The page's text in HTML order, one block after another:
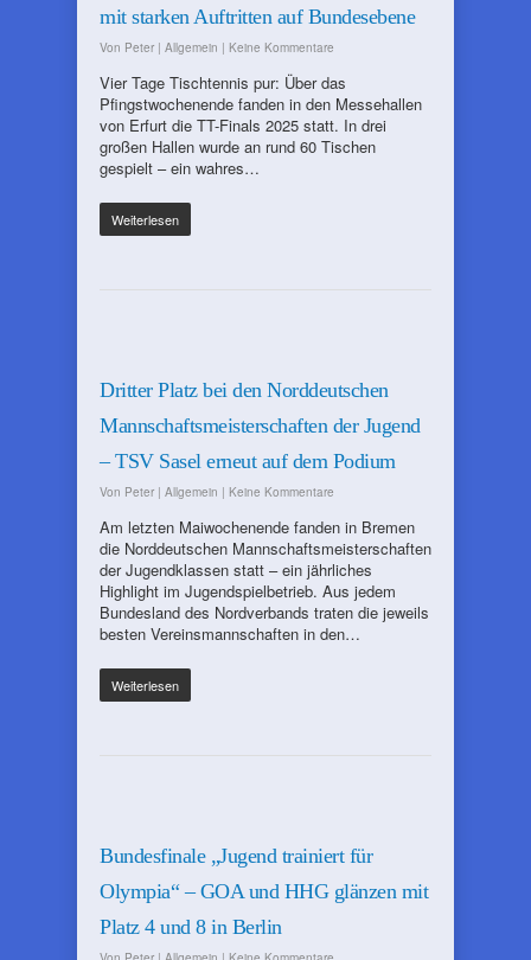
mit starken Auftritten auf Bundesebene
Von Peter | Allgemein | Keine Kommentare
Vier Tage Tischtennis pur: Über das
Pfingstwochenende fanden in den Messehallen
von Erfurt die TT-Finals 2025 statt. In drei
großen Hallen wurde an rund 60 Tischen
gespielt – ein wahres…
Weiterlesen
Dritter Platz bei den Norddeutschen
Mannschaftsmeisterschaften der Jugend
– TSV Sasel erneut auf dem Podium
Von Peter | Allgemein | Keine Kommentare
Am letzten Maiwochenende fanden in Bremen
die Norddeutschen Mannschaftsmeisterschaften
der Jugendklassen statt – ein jährliches
Highlight im Jugendspielbetrieb. Aus jedem
Bundesland des Nordverbands traten die jeweils
besten Vereinsmannschaften in den…
Weiterlesen
Bundesfinale „Jugend trainiert für
Olympia“ – GOA und HHG glänzen mit
Platz 4 und 8 in Berlin